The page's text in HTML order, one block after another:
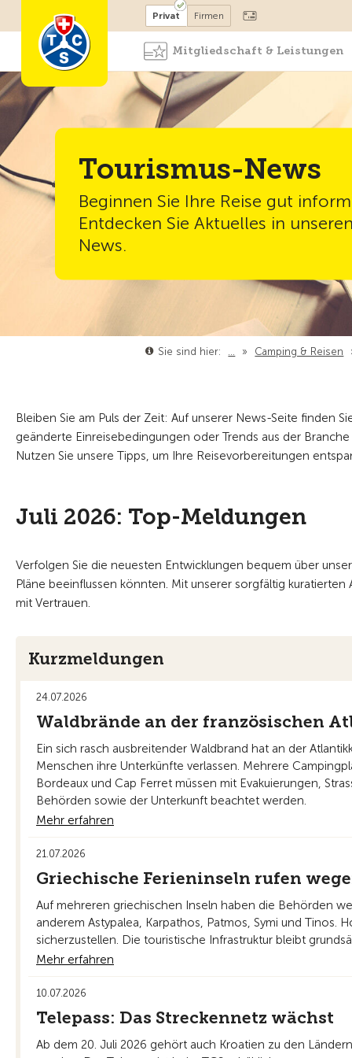
Mitglied werden
Privat Firmen
Mitgliedschaft & Leistungen
Tourismus-News
Beginnen Sie Ihre Reise gut
Entdecken Sie Aktuelles in
News.
Sie sind hier: … » Camping & Reisen
Bleiben Sie am Puls der Zeit: Auf unserer News-Seite finden
geänderte Einreisebedingungen oder Trends aus der
Nutzen Sie unsere Tipps, um Ihre Reisevorbereitungen
Juli 2026: Top-Meldungen
Verfolgen Sie die neuesten Entwicklungen bequem über
Pläne beeinflussen könnten. Mit unserer sorgfältig
mit Vertrauen.
Kurzmeldungen
24.07.2026
Waldbrände an der französischen
Ein sich rasch ausbreitender Waldbrand hat an der
Menschen ihre Unterkünfte verlassen. Mehrere
Bordeaux und Cap Ferret müssen mit Evakuierungen,
Behörden sowie der Unterkunft beachtet werden.
Mehr erfahren
21.07.2026
Griechische Ferieninseln rufen
Auf mehreren griechischen Inseln haben die Behörden
anderem Astypalea, Karpathos, Patmos, Symi und
sicherzustellen. Die touristische Infrastruktur bleibt
Mehr erfahren
10.07.2026
Telepass: Das Streckennetz wächst
Ab dem 20. Juli 2026 gehört auch Kroatien zu den